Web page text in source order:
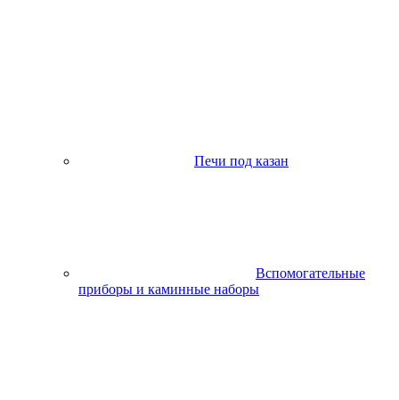
Печи под казан
Вспомогательные
приборы и каминные наборы